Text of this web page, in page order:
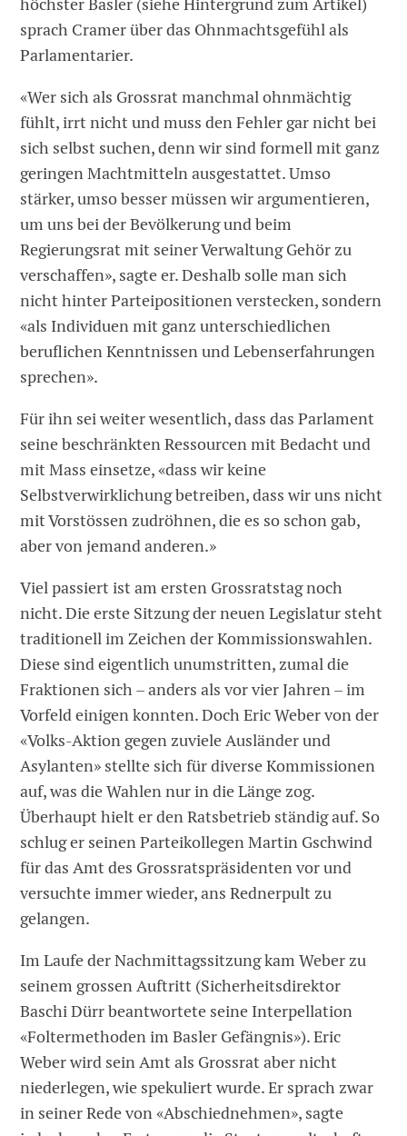
sprach Cramer über das Ohnmachtsgefühl als
Parlamentarier.
«Wer sich als Grossrat manchmal ohnmächtig
fühlt, irrt nicht und muss den Fehler gar nicht bei
sich selbst suchen, denn wir sind formell mit ganz
geringen Machtmitteln ausgestattet. Umso
stärker, umso besser müssen wir argumentieren,
um uns bei der Bevölkerung und beim
Regierungsrat mit seiner Verwaltung Gehör zu
verschaffen», sagte er. Deshalb solle man sich
nicht hinter Parteipositionen verstecken, sondern
«als Individuen mit ganz unterschiedlichen
beruflichen Kenntnissen und Lebenserfahrungen
sprechen».
Für ihn sei weiter wesentlich, dass das Parlament
seine beschränkten Ressourcen mit Bedacht und
mit Mass einsetze, «dass wir keine
Selbstverwirklichung betreiben, dass wir uns nicht
mit Vorstössen zudröhnen, die es so schon gab,
aber von jemand anderen.»
Viel passiert ist am ersten Grossratstag noch
nicht. Die erste Sitzung der neuen Legislatur steht
traditionell im Zeichen der Kommissionswahlen.
Diese sind eigentlich unumstritten, zumal die
Fraktionen sich – anders als vor vier Jahren – im
Vorfeld einigen konnten. Doch Eric Weber von der
«Volks-Aktion gegen zuviele Ausländer und
Asylanten» stellte sich für diverse Kommissionen
auf, was die Wahlen nur in die Länge zog.
Überhaupt hielt er den Ratsbetrieb ständig auf. So
schlug er seinen Parteikollegen Martin Gschwind
für das Amt des Grossratspräsidenten vor und
versuchte immer wieder, ans Rednerpult zu
gelangen.
Im Laufe der Nachmittagssitzung kam Weber zu
seinem grossen Auftritt (Sicherheitsdirektor
Baschi Dürr beantwortete seine Interpellation
«Foltermethoden im Basler Gefängnis»). Eric
Weber wird sein Amt als Grossrat aber nicht
niederlegen, wie spekuliert wurde. Er sprach zwar
in seiner Rede von «Abschiednehmen», sagte